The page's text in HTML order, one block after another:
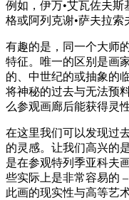
例如，伊万•艾瓦佐夫
格或阿列克谢•萨夫拉索
有趣的是，同一个大师
特征。唯一的区别是画
的、中世纪的或抽象的
将神秘的过去与无法预
么参观画廊后能获得灵
在这里我们可以发现过
的灵感。让我们高兴的
是在参观特列季亚科夫
些实际上是非常容易的
此画的现实性与高等艺